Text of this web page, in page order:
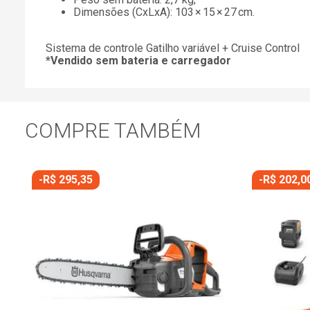
Dimensões (CxLxA): 103 × 15 × 27 cm.
Sistema de controle Gatilho variável + Cruise Control
*Vendido sem bateria e carregador
COMPRE TAMBÉM
- R$ 295,35 - R$ 202,